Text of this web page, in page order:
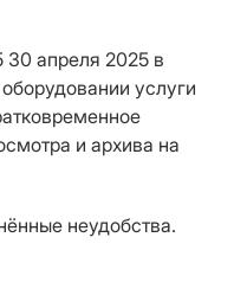
30 апреля 2025 в
услуги
и архива на
неудобства.